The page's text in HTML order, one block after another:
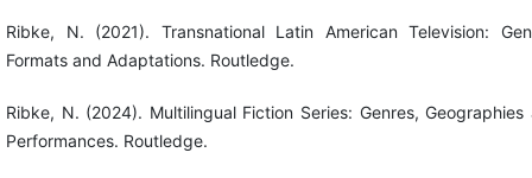
Ribke, N. (2021). Transnational Latin American Television:
Formats and Adaptations. Routledge.
Ribke, N. (2024). Multilingual Fiction Series: Genres, Geographies
Performances. Routledge.